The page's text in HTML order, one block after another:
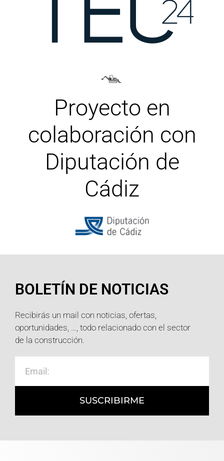
Proyecto en
colaboración con
Diputación de
Cádiz
BOLETÍN DE NOTICIAS
Recibirás un mail con noticias, ofertas,
oportunidades, …, todo relacionado con el sector
de la construcción.
SUSCRIBIRME